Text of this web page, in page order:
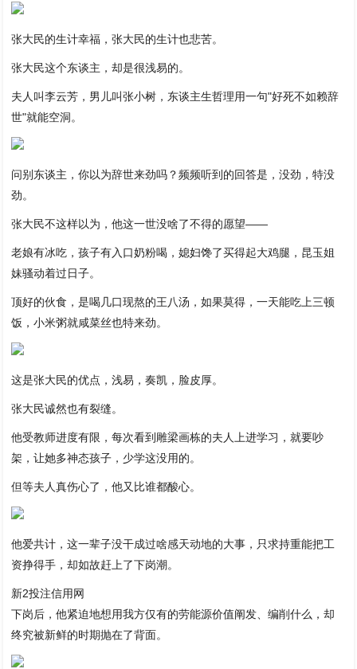
张大民的生计幸福，张大民的生计也悲苦。
张大民这个东谈主，却是很浅易的。
夫人叫李云芳，男儿叫张小树，东谈主生哲理用一句"好死不如赖辞
世"就能空洞。
问别东谈主，你以为辞世来劲吗？频频听到的回答是，没劲，特没
劲。
张大民不这样以为，他这一世没啥了不得的愿望——
老娘有冰吃，孩子有入口奶粉喝，媳妇馋了买得起大鸡腿，昆玉姐
妹骚动着过日子。
顶好的伙食，是喝几口现熬的王八汤，如果莫得，一天能吃上三顿
饭，小米粥就咸菜丝也特来劲。
这是张大民的优点，浅易，奏凯，脸皮厚。
张大民诚然也有裂缝。
他受教师进度有限，每次看到雕梁画栋的夫人上进学习，就要吵
架，让她多神态孩子，少学这没用的。
但等夫人真伤心了，他又比谁都酸心。
他爱共计，这一辈子没干成过啥感天动地的大事，只求持重能把工
资挣得手，却如故赶上了下岗潮。
新2投注信用网
下岗后，他紧迫地想用我方仅有的劳能源价值阐发、编削什么，却
终究被新鲜的时期抛在了背面。